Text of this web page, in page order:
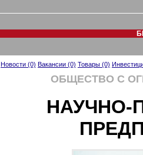
Новости (0) Вакансии (0) Товары (0)
ОБЩЕСТВО С
НАУЧНО-